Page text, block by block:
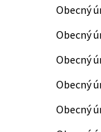
Obecný
Obecný
Obecný
Obecný
Obecný